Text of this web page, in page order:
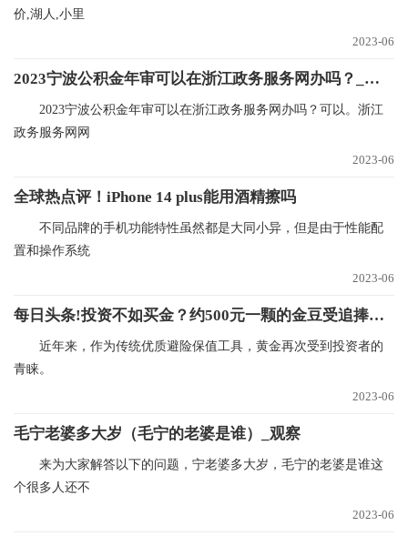
价,湖人,小里
2023-06
2023宁波公积金年审可以在浙江政务服务网办吗？_焦点快播
2023宁波公积金年审可以在浙江政务服务网办吗？可以。浙江
政务服务网网
2023-06
全球热点评！iPhone 14 plus能用酒精擦吗
不同品牌的手机功能特性虽然都是大同小异，但是由于性能配
置和操作系统
2023-06
每日头条!投资不如买金？约500元一颗的金豆受追捧，短期转手一颗或亏90元
近年来，作为传统优质避险保值工具，黄金再次受到投资者的
青睐。
2023-06
毛宁老婆多大岁（毛宁的老婆是谁）_观察
来为大家解答以下的问题，宁老婆多大岁，毛宁的老婆是谁这
个很多人还不
2023-06